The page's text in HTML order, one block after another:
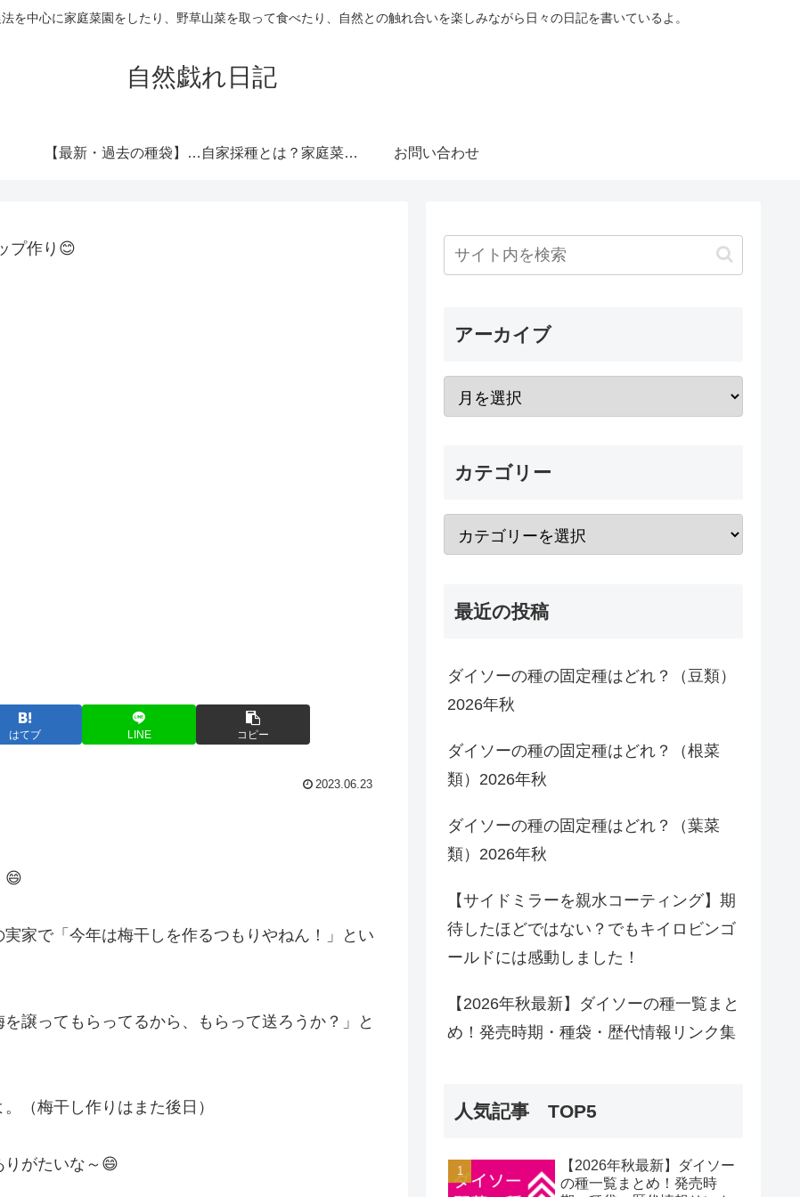
を中心に家庭菜園をしたり、野草山菜を取って食べたり、自然との触れ合いを楽しみながら日々の日記を書いているよ。
自然戯れ日記
【最新・過去の種袋】ダイソーの種一覧まとめ！発売時期・全種類・栽培記録歴代リンク集 自家採種とは？家庭菜園で種をつなぐという選択 お問い合わせ
プ作り😊
はてブ LINE コピー
2023.06.23
😄
家で「今年は梅干しを作るつもりやねん！」とい
譲ってもらってるから、もらって送ろうか？」と
（梅干し作りはまた後日）
りがたいな～😄
アーカイブ
カテゴリー
最近の投稿
ダイソーの種の固定種はどれ？（豆類）
2026年秋
ダイソーの種の固定種はどれ？（根菜
類）2026年秋
ダイソーの種の固定種はどれ？（葉菜
類）2026年秋
【サイドミラーを親水コーティング】期
待したほどではない？でもキイロビンゴ
ールドには感動しました！
【2026年秋最新】ダイソーの種一覧まと
め！発売時期・種袋・歴代情報リンク集
人気記事 TOP5
【2026年秋最新】ダイソー
の種一覧まとめ！発売時